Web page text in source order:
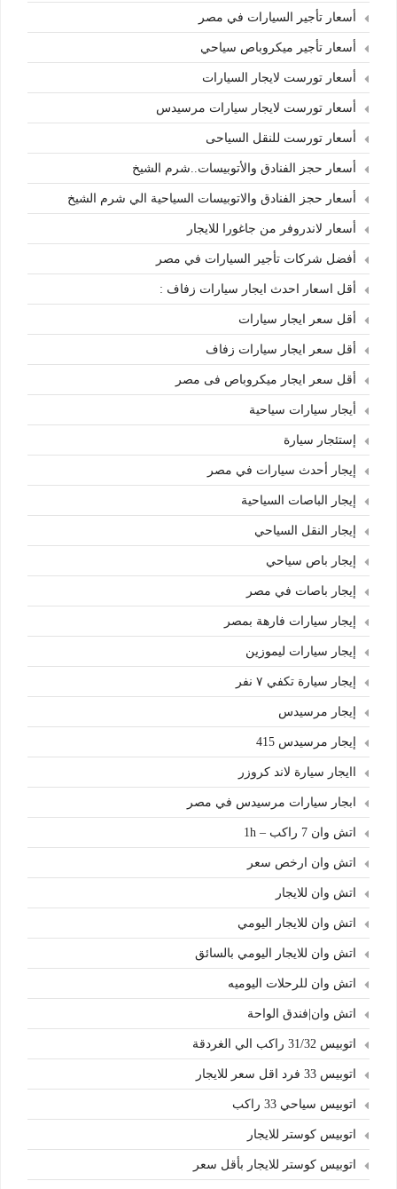
أسعار تأجير السيارات في مصر
أسعار تأجير ميكروباص سياحي
أسعار تورست لايجار السيارات
أسعار تورست لايجار سيارات مرسيدس
أسعار تورست للنقل السياحى
أسعار حجز الفنادق والأتوبيسات..شرم الشيخ
أسعار حجز الفنادق والاتوبيسات السياحية الي شرم الشيخ
أسعار لاندروفر من جاغورا للايجار
أفضل شركات تأجير السيارات في مصر
أقل اسعار احدث ايجار سيارات زفاف :
أقل سعر ايجار سيارات
أقل سعر ايجار سيارات زفاف
أقل سعر ايجار ميكروباص فى مصر
أيجار سيارات سياحية
إستئجار سيارة
إيجار أحدث سيارات في مصر
إيجار الباصات السياحية
إيجار النقل السياحي
إيجار باص سياحي
إيجار باصات في مصر
إيجار سيارات فارهة بمصر
إيجار سيارات ليموزين
إيجار سيارة تكفي ٧ نفر
إيجار مرسيدس
إيجار مرسيدس 415
اايجار سيارة لاند كروزر
ابجار سيارات مرسيدس في مصر
اتش وان 7 راكب – 1h
اتش وان ارخص سعر
اتش وان للايجار
اتش وان للايجار اليومي
اتش وان للايجار اليومي بالسائق
اتش وان للرحلات اليوميه
اتش وان|فندق الواحة
اتوبيس 31/32 راكب الي الغردقة
اتوبيس 33 فرد اقل سعر للايجار
اتوبيس سياحي 33 راكب
اتوبيس كوستر للايجار
اتوبيس كوستر للايجار بأقل سعر